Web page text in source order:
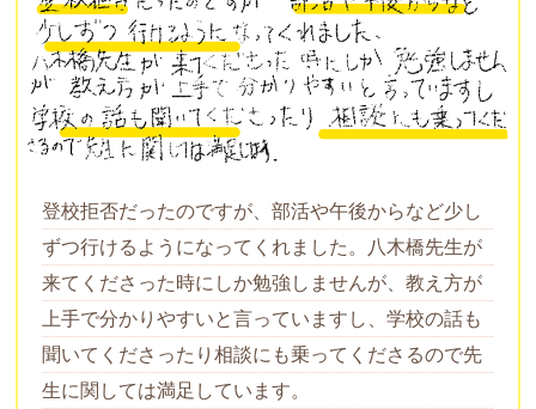
登校拒否だったのですが、部活や午後からなど少し
ずつ行けるようになってくれました。八木橋先生が
来てくださった時にしか勉強しませんが、教え方が
上手で分かりやすいと言っていますし、学校の話も
聞いてくださったり相談にも乗ってくださるので先
生に関しては満足しています。